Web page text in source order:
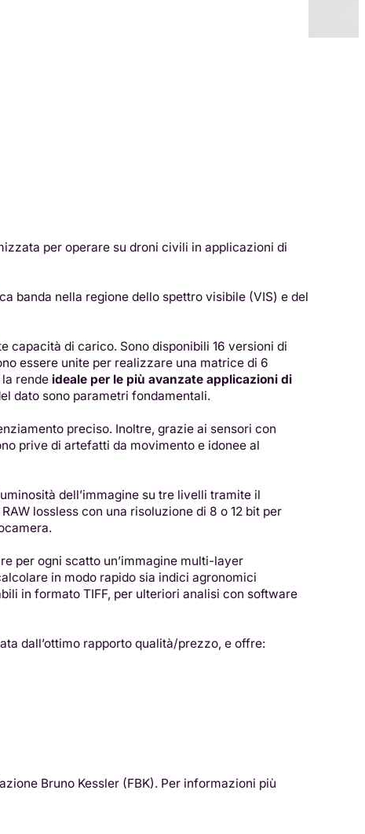
per operare su droni civili in applicazioni di
banda nella regione dello spettro visibile (VIS) e del
capacità di carico. Sono disponibili 16 versioni di
essere unite per realizzare una matrice di 6
rende ideale per le più avanzate applicazioni di
dato sono parametri fondamentali.
preciso. Inoltre, grazie ai sensori con
prive di artefatti da movimento e idonee al
dell’immagine su tre livelli tramite il
lossless con una risoluzione di 8 o 12 bit per
per ogni scatto un’immagine multi-layer
in modo rapido sia indici agronomici
in formato TIFF, per ulteriori analisi con software
dall’ottimo rapporto qualità/prezzo, e offre:
Bruno Kessler (FBK). Per informazioni più